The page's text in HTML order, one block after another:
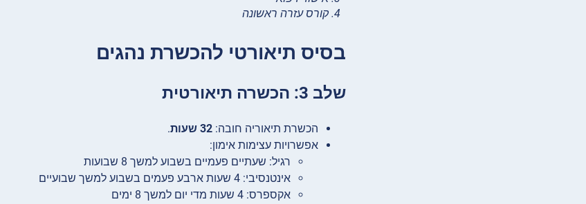
4. קורס עזרה ראשונה
בסיס תיאורטי להכשרת נהגים
שלב 3: הכשרה תיאורטית
הכשרת תיאוריה חובה: 32 שעות
.
אפשרויות עצימות אימון:
רגיל: שעתיים פעמיים בשבוע למשך 8 שבועות
אינטנסיבי: 4 שעות ארבע פעמים בשבוע למשך שבועיים
אקספרס: 4 שעות מדי יום למשך 8 ימים